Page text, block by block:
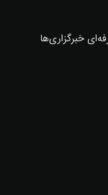
خبرگزاری‌ها